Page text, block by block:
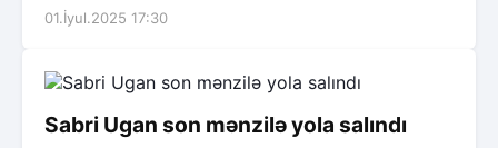
01.İyul.2025 17:30
Sabri Ugan son mənzilə yola salındı